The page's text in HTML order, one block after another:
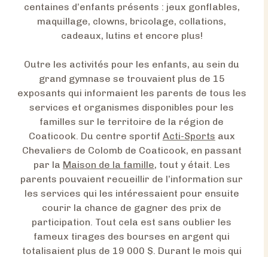
centaines d’enfants présents : jeux gonflables,
maquillage, clowns, bricolage, collations,
cadeaux, lutins et encore plus!
Outre les activités pour les enfants, au sein du
grand gymnase se trouvaient plus de 15
exposants qui informaient les parents de tous les
services et organismes disponibles pour les
familles sur le territoire de la région de
Coaticook. Du centre sportif Acti-Sports aux
Chevaliers de Colomb de Coaticook, en passant
par la Maison de la famille, tout y était. Les
parents pouvaient recueillir de l’information sur
les services qui les intéressaient pour ensuite
courir la chance de gagner des prix de
participation. Tout cela est sans oublier les
fameux tirages des bourses en argent qui
totalisaient plus de 19 000 $. Durant le mois qui